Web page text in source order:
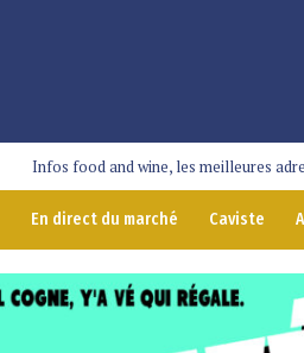
Infos food and wine, les meilleures
En direct du marché Caviste